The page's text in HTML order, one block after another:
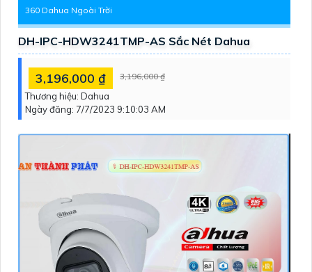
360 Dahua Ngoài Trời
DH-IPC-HDW3241TMP-AS Sắc Nét Dahua
3,196,000 ₫ 3,196,000 ₫
Thương hiệu: Dahua
Ngày đăng: 7/7/2023 9:10:03 AM